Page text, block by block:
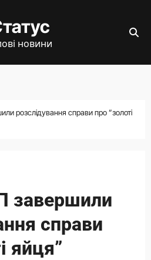
новини
розслідування справи про ”золоті
завершили
справи
яйця”